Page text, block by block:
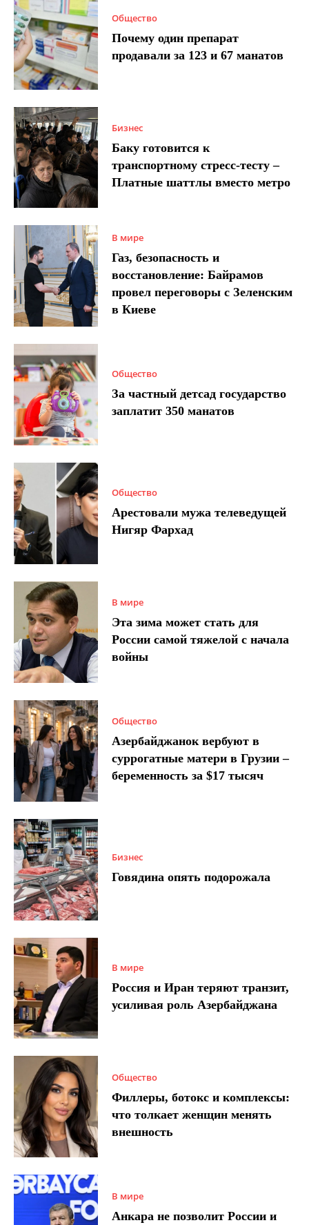
Общество
Почему один препарат
продавали за 123 и 67 манатов
Бизнес
Баку готовится к
транспортному стресс-тесту –
Платные шаттлы вместо метро
В мире
Газ, безопасность и
восстановление: Байрамов
провел переговоры с Зеленским
в Киеве
Общество
За частный детсад государство
заплатит 350 манатов
Общество
Арестовали мужа телеведущей
Нигяр Фархад
В мире
Эта зима может стать для
России самой тяжелой с начала
войны
Общество
Азербайджанок вербуют в
суррогатные матери в Грузии –
беременность за $17 тысяч
Бизнес
Говядина опять подорожала
В мире
Россия и Иран теряют транзит,
усиливая роль Азербайджана
Общество
Филлеры, ботокс и комплексы:
что толкает женщин менять
внешность
В мире
Анкара не позволит России и